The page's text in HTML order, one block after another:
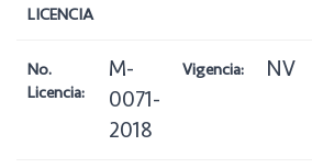
LICENCIA
No.
Licencia:
M-
0071-
2018
Vigencia: NV